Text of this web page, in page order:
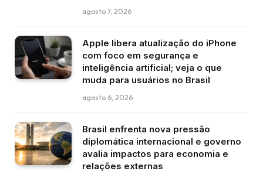
agosto 7, 2026
Apple libera atualização do iPhone
com foco em segurança e
inteligência artificial; veja o que
muda para usuários no Brasil
agosto 6, 2026
Brasil enfrenta nova pressão
diplomática internacional e governo
avalia impactos para economia e
relações externas